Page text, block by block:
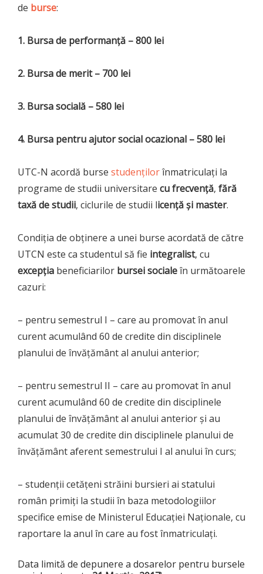
de burse:
1. Bursa de performanţă – 800 lei
2. Bursa de merit – 700 lei
3. Bursa socială – 580 lei
4. Bursa pentru ajutor social ocazional – 580 lei
UTC-N acordă burse studenţilorînmatriculaţi la
programe de studii universitare cu frecvenţă, fără
taxă de studii, ciclurile de studii licenţă şi master.
Condiţia de obţinere a unei burse acordată de către
UTCN este ca studentul să fie integralist, cu
excepția beneficiarilor bursei socialeîn următoarele
cazuri:
– pentru semestrul I – care au promovat în anul
curent acumulând 60 de credite din disciplinele
planului de învățământ al anului anterior;
– pentru semestrul II – care au promovat în anul
curent acumulând 60 de credite din disciplinele
planului de învățământ al anului anterior şi au
acumulat 30 de credite din disciplinele planului de
învățământ aferent semestrului I al anului în curs;
– studenţii cetăţeni străini bursieri ai statului
român primiți la studii în baza metodologiilor
specifice emise de Ministerul Educației Naționale, cu
raportare la anul în care au fost înmatriculați.
Data limită de depunere a dosarelor pentru bursele